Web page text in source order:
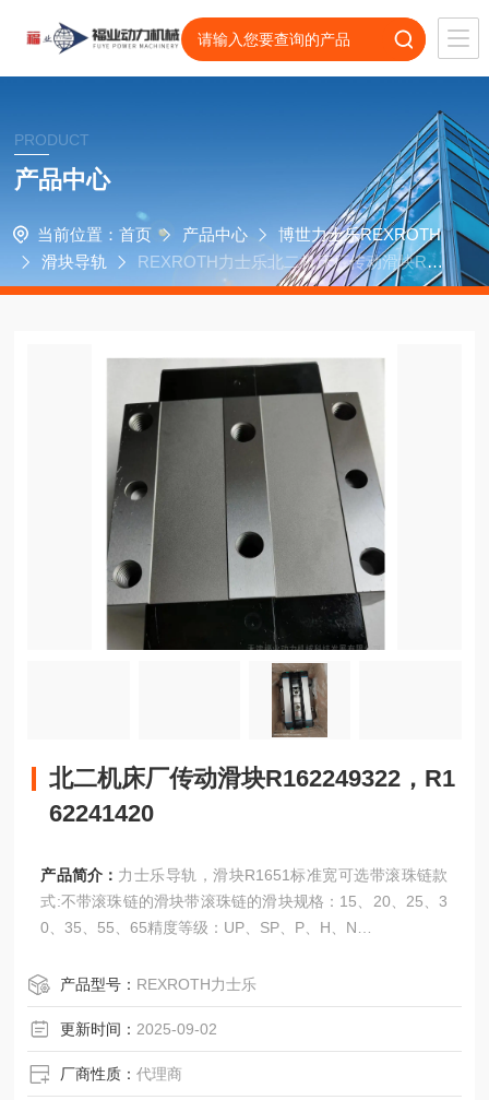
PRODUCT
产品中心
当前位置： 首页 产品中心
博世力士乐REXROTH
滑块导轨
REXROTH力士乐北二机床厂传动滑块R16
2249322，R162241420
北二机床厂传动滑块R162249322，R1
62241420
产品简介： 力士乐导轨，滑块R1651标准宽可选带滚珠链款
式:不带滚珠链的滑块带滚珠链的滑块规格：15、20、25、3
0、35、55、65精度等级：UP、SP、P、H、N
产品型号： REXROTH力士乐
更新时间： 2025-09-02
厂商性质：代理商